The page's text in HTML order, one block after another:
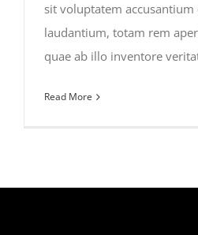
sit voluptatem
laudantium, totam rem
quae ab illo inventore
Read More